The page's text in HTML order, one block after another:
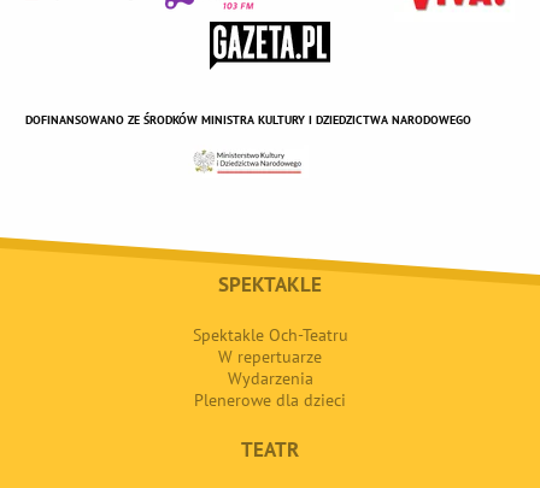
DOFINANSOWANO ZE ŚRODKÓW MINISTRA KULTURY I DZIEDZICTWA NARODOWEGO
SPEKTAKLE
Spektakle Och-Teatru
W repertuarze
Wydarzenia
Plenerowe dla dzieci
TEATR